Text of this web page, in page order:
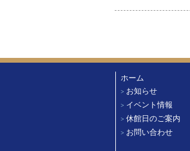
ホーム
> お知らせ
> イベント情報
> 休館日のご案内
> お問い合わせ